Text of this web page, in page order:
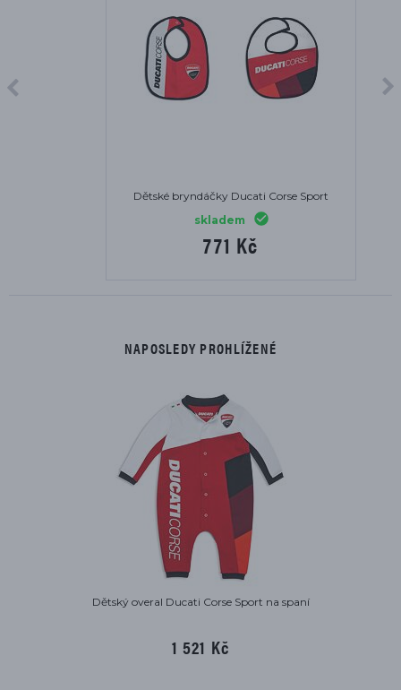
Dětské bryndáčky Ducati Corse Sport
skladem
771 Kč
NAPOSLEDY PROHLÍŽENÉ
Dětský overal Ducati Corse Sport na spaní
1 521 Kč